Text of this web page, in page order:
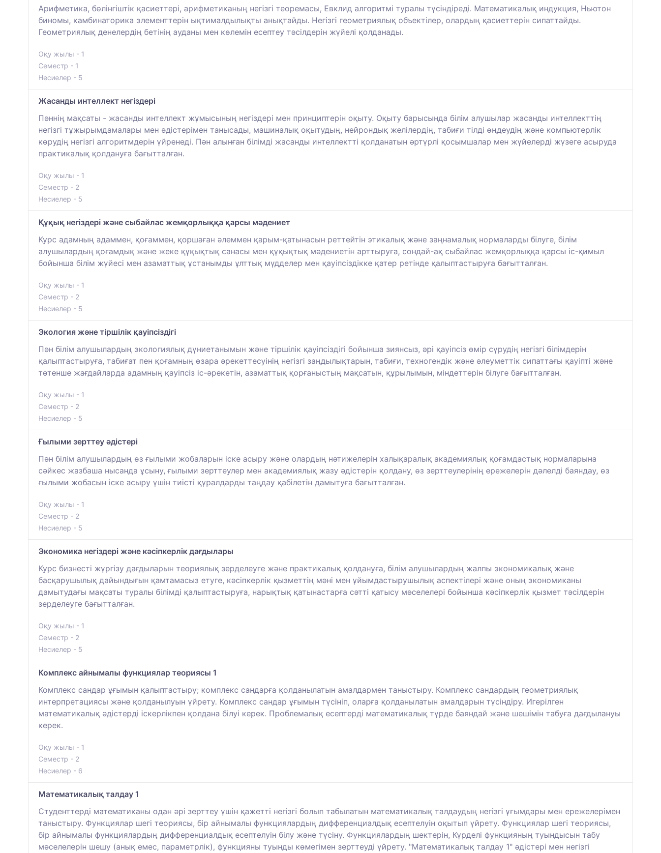
Арифметика, бөлінгіштік қасиеттері, арифметиканың негізгі теоремасы, Евклид алгоритмі туралы түсіндіреді. Математикалық индукция, Ньютон
биномы, камбинаторика элементтерін ықтималдылықты анықтайды. Негізгі геометриялық объектілер, олардың қасиеттерін сипаттайды.
Геометриялық денелердің бетінің ауданы мен көлемін есептеу тәсілдерін жүйелі қолданады.
Оқу жылы - 1
Семестр - 1
Несиелер - 5
Жасанды интеллект негіздері
Пәннің мақсаты - жасанды интеллект жұмысының негіздері мен принциптерін оқыту. Оқыту барысында білім алушылар жасанды интеллекттің
негізгі тұжырымдамалары мен әдістерімен танысады, машиналық оқытудың, нейрондық желілердің, табиғи тілді өңдеудің және компьютерлік
көрудің негізгі алгоритмдерін үйренеді. Пән алынған білімді жасанды интеллектті қолданатын әртүрлі қосымшалар мен жүйелерді жүзеге асыруда
практикалық қолдануға бағытталған.
Оқу жылы - 1
Семестр - 2
Несиелер - 5
Құқық негіздері және сыбайлас жемқорлыққа қарсы мәдениет
Курс адамның адаммен, қоғаммен, қоршаған әлеммен қарым-қатынасын реттейтін этикалық және заңнамалық нормаларды білуге, білім
алушылардың қоғамдық және жеке құқықтық санасы мен құқықтық мәдениетін арттыруға, сондай-ақ сыбайлас жемқорлыққа қарсы іс-қимыл
бойынша білім жүйесі мен азаматтық ұстанымды ұлттық мүдделер мен қауіпсіздікке қатер ретінде қалыптастыруға бағытталған.
Оқу жылы - 1
Семестр - 2
Несиелер - 5
Экология және тіршілік қауіпсіздігі
Пән білім алушылардың экологиялық дүниетанымын және тіршілік қауіпсіздігі бойынша зиянсыз, әрі қауіпсіз өмір сүрудің негізгі білімдерін
қалыптастыруға, табиғат пен қоғамның өзара әрекеттесуінің негізгі заңдылықтарын, табиғи, техногендік және әлеуметтік сипаттағы қауіпті және
төтенше жағдайларда адамның қауіпсіз іс-әрекетін, азаматтық қорғаныстың мақсатын, құрылымын, міндеттерін білуге бағытталған.
Оқу жылы - 1
Семестр - 2
Несиелер - 5
Ғылыми зерттеу әдістері
Пән білім алушылардың өз ғылыми жобаларын іске асыру және олардың нәтижелерін халықаралық академиялық қоғамдастық нормаларына
сәйкес жазбаша нысанда ұсыну, ғылыми зерттеулер мен академиялық жазу әдістерін қолдану, өз зерттеулерінің ережелерін дәлелді баяндау, өз
ғылыми жобасын іске асыру үшін тиісті құралдарды таңдау қабілетін дамытуға бағытталған.
Оқу жылы - 1
Семестр - 2
Несиелер - 5
Экономика негіздері және кәсіпкерлік дағдылары
Курс бизнесті жүргізу дағдыларын теориялық зерделеуге және практикалық қолдануға, білім алушылардың жалпы экономикалық және
басқарушылық дайындығын қамтамасыз етуге, кәсіпкерлік қызметтің мәні мен ұйымдастырушылық аспектілері және оның экономиканы
дамытудағы мақсаты туралы білімді қалыптастыруға, нарықтық қатынастарға сәтті қатысу мәселелері бойынша кәсіпкерлік қызмет тәсілдерін
зерделеуге бағытталған.
Оқу жылы - 1
Семестр - 2
Несиелер - 5
Комплекс айнымалы функциялар теориясы 1
Комплекс сандар ұғымын қалыптастыру; комплекс сандарға қолданылатын амалдармен таныстыру. Комплекс сандардың геометриялық
интерпретациясы және қолданылуын үйрету. Комплекс сандар ұғымын түсініп, оларға қолданылатын амалдарын түсіндіру. Игерілген
математикалық әдістерді іскерлікпен қолдана білуі керек. Проблемалық есептерді математикалық түрде баяндай және шешімін табуға дағдылануы
керек.
Оқу жылы - 1
Семестр - 2
Несиелер - 6
Математикалық талдау 1
Студенттерді математиканы одан әрі зерттеу үшін қажетті негізгі болып табылатын математикалық талдаудың негізгі ұғымдары мен ережелерімен
таныстыру. Функциялар шегі теориясы, бір айнымалы функциялардың дифференциалдық есептелуін оқытып үйрету. Функциялар шегі теориясы,
бір айнымалы функциялардың дифференциалдық есептелуін білу және түсіну. Функциялардың шектерін, Күрделі функцияның туындысын табу
мәселелерін шешу (анық емес, параметрлік), функцияны туынды көмегімен зерттеуді үйрету. "Математикалық талдау 1" әдістері мен негізгі